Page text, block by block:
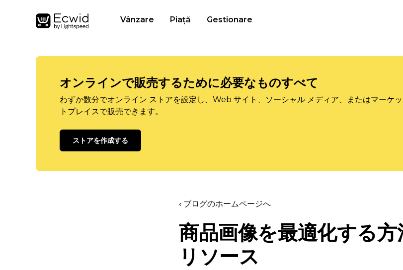
Vânzare Piață Gestionare
オンラインで販売するために必要なものすべて
わずか数分でオンライン ストアを設定し、Web サイト、ソーシャル メディア、またはマーケッ
トプレイスで販売できます。
ストアを作成する
‹ ブログのホームページへ
商品画像を最適化する方
リソース